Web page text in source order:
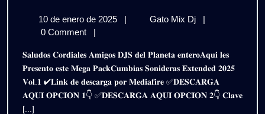
–
10 de enero de 2025
10
de
2025
| Gato Mix Dj
𝗖𝗨𝗠𝗕𝗜𝗔𝗦
𝟮𝟬𝟮𝟱
–
𝗣𝗔𝗖𝗞
𝗩𝗢𝗟.𝟭
|
0 Comment
|
𝐒𝐚𝐥𝐮𝐝𝐨𝐬 𝐂𝐨𝐫𝐝𝐢𝐚𝐥𝐞𝐬 𝐀𝐦𝐢𝐠𝐨𝐬 𝐃𝐉𝐒 𝐝𝐞𝐥 𝐏𝐥𝐚𝐧𝐞𝐭𝐚 𝐞𝐧𝐭𝐞𝐫𝐨𝐀𝐪𝐮𝐢 𝐥𝐞𝐬
𝐏𝐫𝐞𝐬𝐞𝐧𝐭𝐨 𝐞𝐬𝐭𝐞 𝐌𝐞𝐠𝐚 𝐏𝐚𝐜𝐤𝐂𝐮𝐦𝐛𝐢𝐚𝐬 𝐒𝐨𝐧𝐢𝐝𝐞𝐫𝐚𝐬 𝐄𝐱𝐭𝐞𝐧𝐝𝐞𝐝 𝟐𝟎𝟐𝟓
𝐕𝐨𝐥.𝟏 ✔𝐋𝐢𝐧𝐤 𝐝𝐞 𝐝𝐞𝐬𝐜𝐚𝐫𝐠𝐚 𝐩𝐨𝐫 𝐌𝐞𝐝𝐢𝐚𝐟𝐢𝐫𝐞 ✅𝐃𝐄𝐒𝐂𝐀𝐑𝐆𝐀
𝐀𝐐𝐔𝐈 𝐎𝐏𝐂𝐈𝐎𝐍 𝟏👇 ✅𝐃𝐄𝐒𝐂𝐀𝐑𝐆𝐀 𝐀𝐐𝐔𝐈 𝐎𝐏𝐂𝐈𝐎𝐍 𝟐👇 𝐂𝐥𝐚𝐯𝐞
[...]